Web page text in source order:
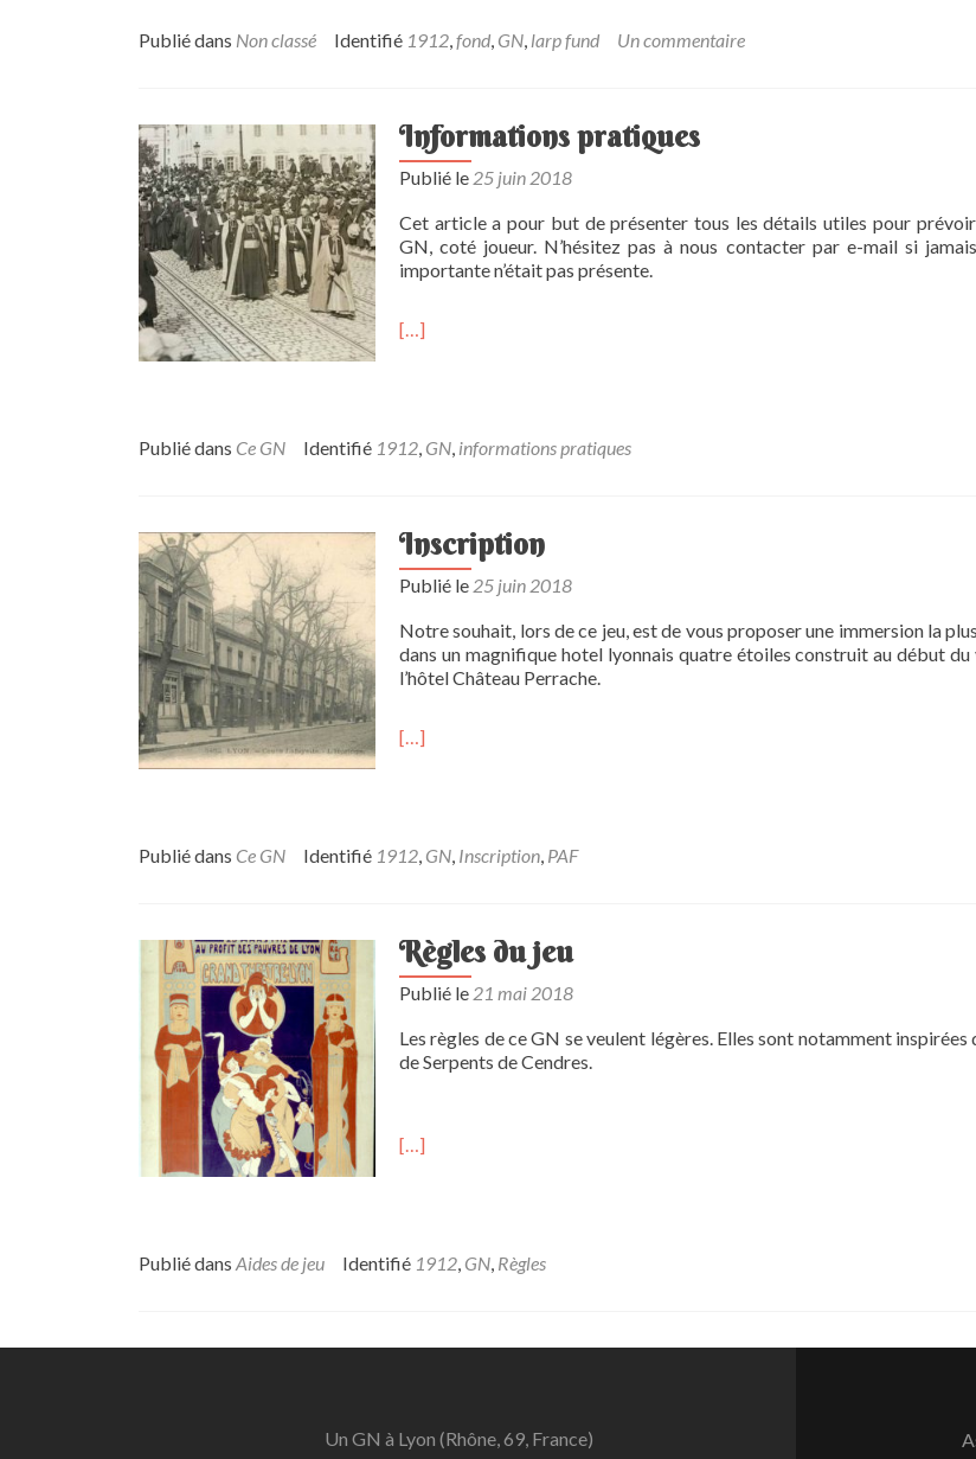
Publié dans Non classé Identifié 1912,fond, GN, larp fund Un commentaire
Informations pratiques
Publié le 25 juin 2018
Cet article a pour but de présenter tous les détails utiles pour prévoir
GN, coté joueur. N’hésitez pas à nous contacter par e-mail si
importante n’était pas présente.
[…]
Publié dans Ce GN Identifié 1912, GN, informations pratiques
Inscription
Publié le 25 juin 2018
Notre souhait, lors de ce jeu, est de vous proposer une immersion la
dans un magnifique hotel lyonnais quatre étoiles construit au début du
l’hôtel Château Perrache.
[…]
Publié dans Ce GN Identifié 1912, GN, Inscription, PAF
Règles du jeu
Publié le 21 mai 2018
Les règles de ce GN se veulent légères. Elles sont notamment inspirées
de Serpents de Cendres.
[…]
Publié dans Aides de jeu Identifié 1912, GN, Règles
Un GN à Lyon (Rhône, 69, France)